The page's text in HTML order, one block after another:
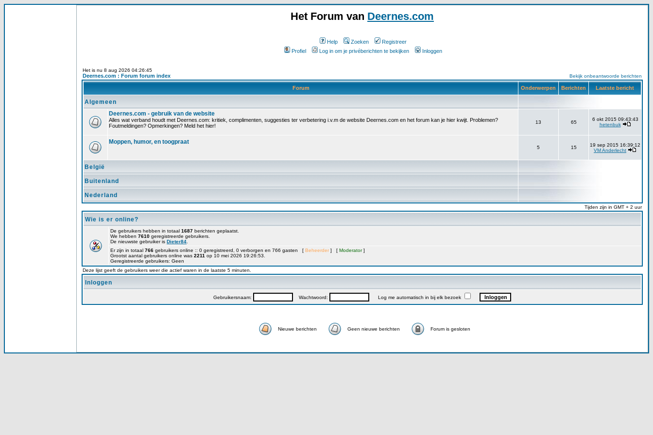
Het Forum van Deernes.com
Help Zoeken
Registreer
Profiel
Log in om je privéberichten te bekijken Inloggen
Het is nu 8 aug 2026 04:26:45
Deernes.com : Forum forum index Bekijk onbeantwoorde berichten
Forum Onderwerpen Berichten Laatste bericht
Algemeen
Deernes.com - gebruik van de website
Alles wat verband houdt met Deernes.com: kritiek, complimenten, suggesties ter verbetering i.v.m de website Deernes.com en het forum kan je hier kwijt. Problemen?
Foutmeldingen? Opmerkingen? Meld het hier!
13 65
6 okt 2015 09:43:43
hetenbuk
Moppen, humor, en toogpraat
5 15
19 sep 2015 16:39:12
VM Anderlecht
België
Buitenland
Nederland
Tijden zijn in GMT + 2 uur
Wie is er online?
De gebruikers hebben in totaal 1687 berichten geplaatst.
We hebben 7610 geregistreerde gebruikers.
De nieuwste gebruiker is Dieter84
Er zijn in totaal 766 gebruikers online :: 0 geregistreerd, 0 verborgen en 766 gasten [ Beheerder ] [ Moderator]
Grootst aantal gebruikers online was 2211 op 10 mei 2026 19:26:53.
Geregistreerde gebruikers: Geen
Deze lijst geeft de gebruikers weer die actief waren in de laatste 5 minuten.
Inloggen
Gebruikersnaam: Wachtwoord: Log me automatisch in bij elk bezoek
Nieuwe berichten Geen nieuwe berichten Forum is gesloten